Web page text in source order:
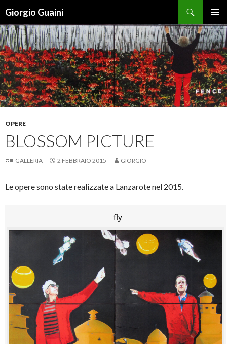
Giorgio Guaini
MENU
OPERE
BLOSSOM PICTURE
GALLERIA 2 FEBBRAIO 2015 GIORGIO
Le opere sono state realizzate a Lanzarote nel 2015.
fly